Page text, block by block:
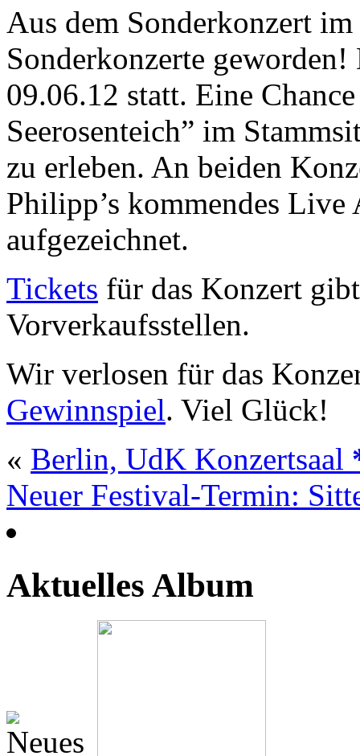
Aus dem Sonderkonzert
Sonderkonzerte
09.06.12 statt. Eine
Seerosenteich” im
zu erleben. An beiden
Philipp’s kommendes Live
aufgezeichnet.
Tickets für das Konzert
Vorverkaufsstellen.
Wir verlosen für das
Gewinnspiel. Viel Glück!
« Berlin, UdK Konzertsaal
Neuer Festival-Termin:
Aktuelles Album